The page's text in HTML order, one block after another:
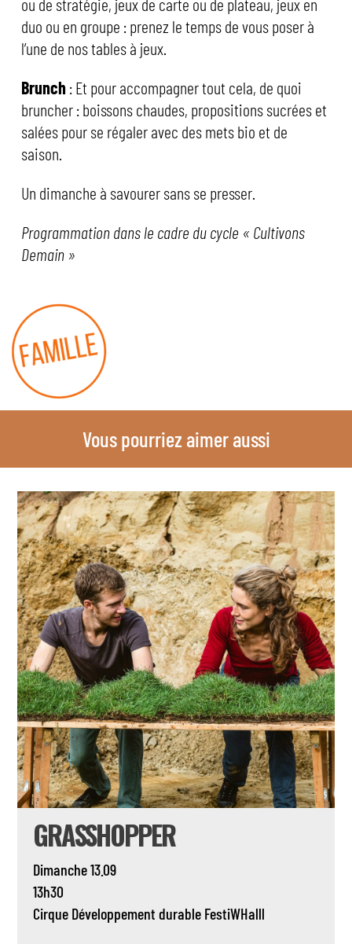
duo ou en groupe : prenez le temps de vous poser à
l’une de nos tables à jeux.
Brunch: Et pour accompagner tout cela, de quoi
bruncher : boissons chaudes, propositions sucrées et
salées pour se régaler avec des mets bio et de
saison.
Un dimanche à savourer sans se presser.
Programmation dans le cadre du cycle « Cultivons
Demain »
Vous pourriez aimer aussi
GRASSHOPPER
Dimanche 13.09
13h30
Cirque Développement durable FestiWHalll